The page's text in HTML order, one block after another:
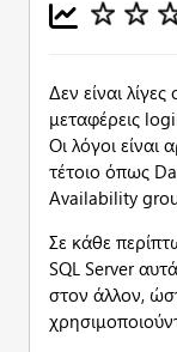
Δεν είναι
μεταφέρεις
Οι λόγοι είναι
τέτοιο όπως
Availability
Σε κάθε
SQL Server
στον άλλον,